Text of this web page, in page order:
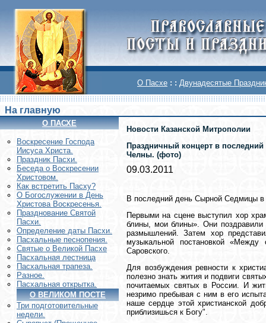
О Пасхе : : Двунадесятые
На главную
О ПАСХЕ
Воскреcение Господа
Иисуса Христа.
Праздник Пасхи.
Беседа о Воскресении
Христовом.
Как встретить Пасху?
О Богослужении в День
Христова Воскресенья.
Празднование Святой
Пасхи.
Определение даты Пасхи.
Пасхальные песнопения.
Святые о Великой Пасхе
Пасхальная лестница
Пасхальная трапеза.
Разное.
Пасхальная открытка.
О ВЕЛИКОМ ПОСТЕ
Три подготовительные
недели.
Новости Казанской Митрополии
Праздничный концерт в
Челны. (фото)
09.03.2011
В последний день Сырной Седмицы
Первыми на сцене выступил хор
блины, мои блины». Они поздравили
размышлений. Затем хор
музыкальной постановкой
Саровского.
Для возбуждения ревности к
полезно знать жития и подвиги
почитаемых святых в России. И
незримо пребывая с ним в его
наше сердце этой христианской
приблизишься к Богу".